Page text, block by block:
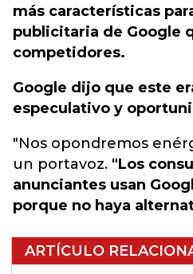
más características
publicitaria de Google
competidores.
Google dijo que este
especulativo y
"Nos opondremos
un portavoz. "Los
anunciantes usan
porque no haya
ARTÍCULO